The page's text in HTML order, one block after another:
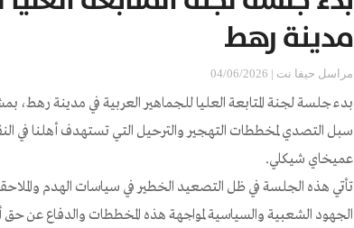
مدينة رهط
مراسل حيفا نت | 04/06/2026
بدء جلسة لجنة المتابعة العليا للجماهير العربية في مدينة رهط،
سبل التصدي لمخططات التهجير والترحيل التي تستهدف أهلنا في
عميخاي شيكلي.
تأتي هذه الجلسة في ظل التصعيد الخطير في سياسات الهدم
الجهود الشعبية والسياسية لمواجهة هذه المخططات والدفاع عن حق